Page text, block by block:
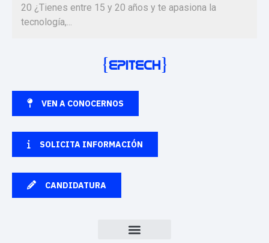
20 ¿Tienes entre 15 y 20 años y te apasiona la
tecnología,...
VEN A CONOCERNOS
SOLICITA INFORMACIÓN
CANDIDATURA